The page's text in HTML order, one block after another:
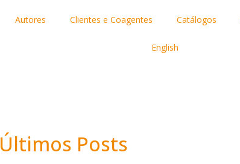
Autores Clientes e Coagentes Catálogos
English
Últimos Posts